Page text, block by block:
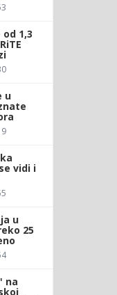
1,3
u
vidi i
u
25
na